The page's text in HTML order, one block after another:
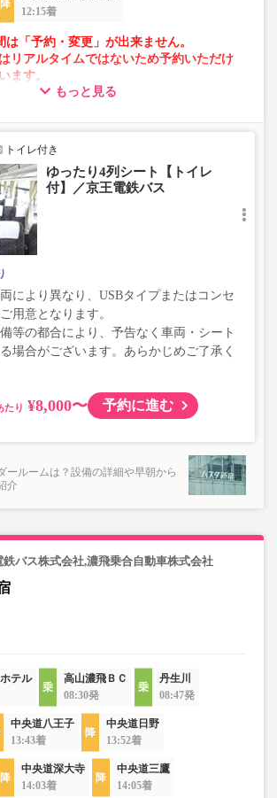
12:15着
は「予約・変更」が出来ません。
リアルタイムではないため予約いただけ
ます。
変更となる場合がございます。これに伴
了承ください。
もっと見る
トイレ付き
ゆったり4列シート【トイレ
付】／京王電鉄バス
により異なり、USBタイプまたはコンセ
用意となります。
等の都合により、予告なく車両・シート
場合がございます。あらかじめご了承く
¥8,000〜 予約に進む
ールームは？設備の詳細や早朝から
介
鉄バス株式会社,濃飛乗合自動車株式会社
テル
高山濃飛ＢＣ
08:30発
丹生川
08:47発
中央道八王子
13:43着
中央道日野
13:52着
中央道深大寺
14:03着
中央道三鷹
14:05着